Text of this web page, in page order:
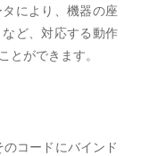
により、機器の座
ど、対応する動作
とができます。
コードにバインド